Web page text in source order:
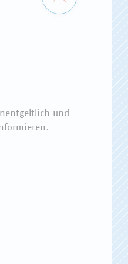
und